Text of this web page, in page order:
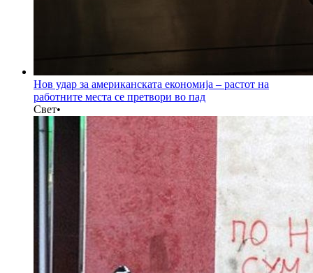
Нов удар за американската економија – растот на
работните места се претвори во пад
Свет•